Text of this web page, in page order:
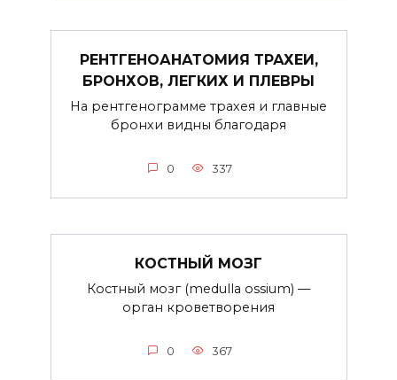
РЕНТГЕНОАНАТОМИЯ ТРАХЕИ,
БРОНХОВ, ЛЕГКИХ И ПЛЕВРЫ
На рентгенограмме трахея и главные
бронхи видны благодаря
0 337
КОСТНЫЙ МОЗГ
Костный мозг (medulla ossium) —
орган кроветворения
0 367